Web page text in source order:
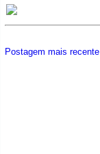
Postagem mais recente